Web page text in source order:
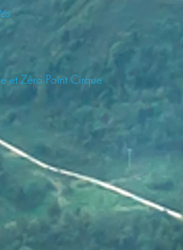
et Zéro Point Cirque